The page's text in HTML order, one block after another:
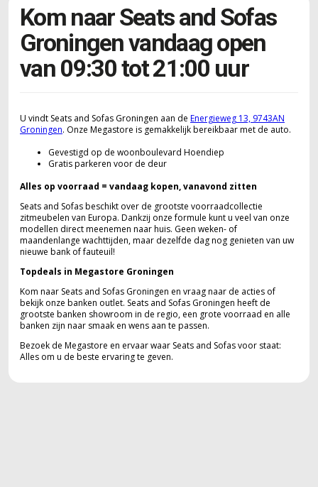
Kom naar Seats and Sofas
Groningen vandaag open
van 09:30 tot 21:00 uur
U vindt Seats and Sofas Groningen aan de Energieweg 13, 9743AN
Groningen. Onze Megastore is gemakkelijk bereikbaar met de auto.
Gevestigd op de woonboulevard Hoendiep
Gratis parkeren voor de deur
Alles op voorraad = vandaag kopen, vanavond zitten
Seats and Sofas beschikt over de grootste voorraadcollectie
zitmeubelen van Europa. Dankzij onze formule kunt u veel van onze
modellen direct meenemen naar huis. Geen weken- of
maandenlange wachttijden, maar dezelfde dag nog genieten van uw
nieuwe bank of fauteuil!
Topdeals in Megastore Groningen
Kom naar Seats and Sofas Groningen en vraag naar de acties of
bekijk onze banken outlet. Seats and Sofas Groningen heeft de
grootste banken showroom in de regio, een grote voorraad en alle
banken zijn naar smaak en wens aan te passen.
Bezoek de Megastore en ervaar waar Seats and Sofas voor staat:
Alles om u de beste ervaring te geven.